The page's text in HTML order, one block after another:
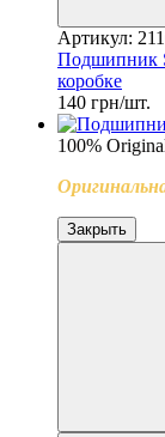
Артикул:
Подшипник
коробке
140 грн/шт.
100%
Закрыть